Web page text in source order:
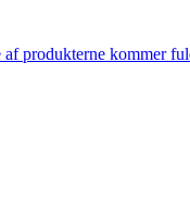
produkterne kommer